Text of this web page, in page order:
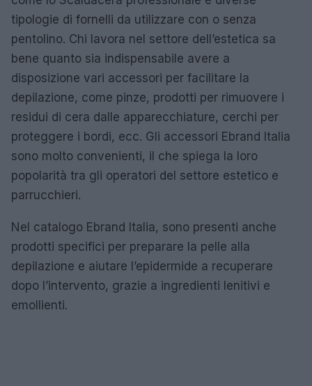
tipologie di fornelli da utilizzare con o senza
pentolino. Chi lavora nel settore dell’estetica sa
bene quanto sia indispensabile avere a
disposizione vari accessori per facilitare la
depilazione, come pinze, prodotti per rimuovere i
residui di cera dalle apparecchiature, cerchi per
proteggere i bordi, ecc. Gli accessori Ebrand Italia
sono molto convenienti, il che spiega la loro
popolarità tra gli operatori del settore estetico e
parrucchieri.
Nel catalogo Ebrand Italia, sono presenti anche
prodotti specifici per preparare la pelle alla
depilazione e aiutare l’epidermide a recuperare
dopo l’intervento, grazie a ingredienti lenitivi e
emollienti.